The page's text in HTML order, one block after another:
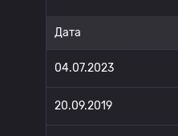
Дата
04.07.2023
20.09.2019